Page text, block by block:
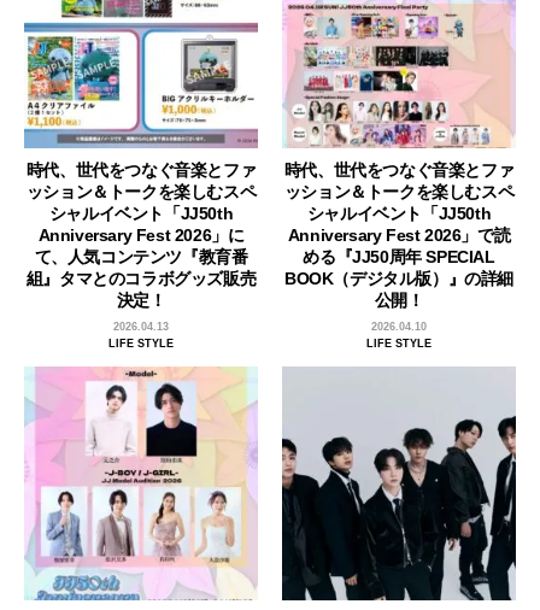
時代、世代をつなぐ音楽とファ
ッション＆トークを楽しむスペ
シャルイベント「JJ50th
Anniversary Fest 2026」に
て、人気コンテンツ『教育番
組』タマとのコラボグッズ販売
決定！
2026.04.13
LIFE STYLE
時代、世代をつなぐ音楽とファ
ッション＆トークを楽しむスペ
シャルイベント「JJ50th
Anniversary Fest 2026」で読
める『JJ50周年 SPECIAL
BOOK（デジタル版）』の詳細
公開！
2026.04.10
LIFE STYLE